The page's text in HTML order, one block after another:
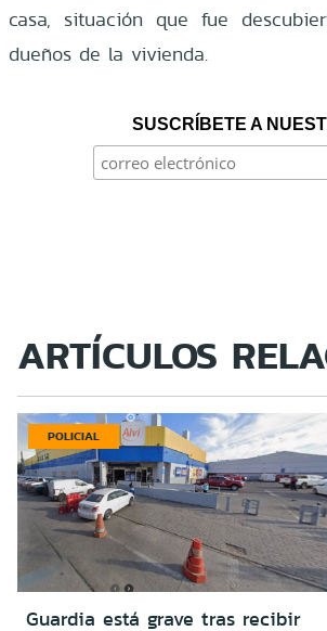
casa, situación que fue
dueños de la vivienda.
SUSCRÍBETE A
ARTÍCULOS
POLICIAL
Guardia está grave tras recibir